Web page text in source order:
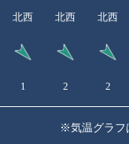
北西 北西 北西
1 2 2
※気温グラフ